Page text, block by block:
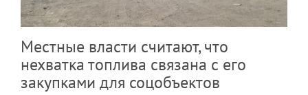
Местные власти считают, что
нехватка топлива связана с его
закупками для соцобъектов